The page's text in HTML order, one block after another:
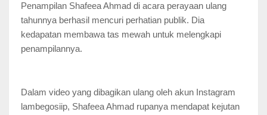
Penampilan Shafeea Ahmad di acara perayaan ulang
tahunnya berhasil mencuri perhatian publik. Dia
kedapatan membawa tas mewah untuk melengkapi
penampilannya.
Dalam video yang dibagikan ulang oleh akun Instagram
lambegosiip, Shafeea Ahmad rupanya mendapat kejutan